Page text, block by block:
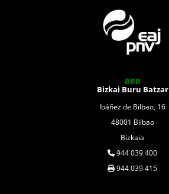
BBB
Bizkai Buru Batzar
Ibáñez de Bilbao, 16
48001 Bilbao
Bizkaia
944 039 400
944 039 415